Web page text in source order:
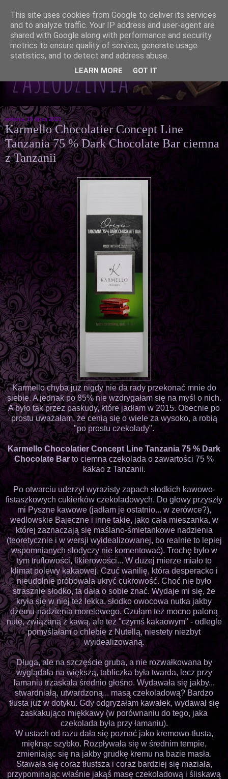
sobota, 15 lipca 2023
Karmello Chocolatier Concept Line
Tanzania 75 % Dark Chocolate Bar ciemna
z Tanzanii
Karmello chyba już nigdy nie da rady przekonać mnie do
siebie. A jednak po 85% nie wzdrygałam się na myśl o nich.
A było tak przez paskudy, które jadłam w 2015. Obecnie po
prostu uważałam, że cenią się o wiele za wysoko, a robią
"po prostu czekolady".
Karmello Chocolatier Concept Line Tanzania 75 % Dark
Chocolate Bar to ciemna czekolada o zawartości 75 %
kakao z Tanzanii.
Po otwarciu uderzył wyrazisty zapach słodkich kawowo-
fistaszkowych cukierków czekoladowych. Do głowy przyszły
mi Pyszne kawowe (jadłam je ostatnio... w zerówce?),
wedlowskie Bajeczne i inne takie, jako cała mieszanka, w
której zaznaczają się maślano-śmietankowe nadzienia
(teoretycznie i w wersji wyidealizowanej, bo realnie to lepiej
wspomnianych słodyczy nie komentować). Trochę było w
tym truflowości, likierowości... W dużej mierze miało to
klimat polewy kakaowej. Czuć wanilię, która desperacko i
nieudolnie próbowała ukryć cukrowość. Choć nie było
strasznie słodko, ta dała o sobie znać. Wydaje mi się, że
kryła się w niej też lekka, słodko owocowa nutka jakby
dżemu-nadzienia morelowego. Czułam też mocno paloną
nutę, związaną z kawą, ale też "czymś kakaowym" - odlegle
pomyślałam o chlebie z Nutellą, niestety niezbyt
wyidealizowaną.
Długa, ale na szczęście gruba, a nie rozwałkowana by
wyglądała na większą, tabliczka była twarda, lecz przy
łamaniu trzaskała średnio głośno. Wydawała się jakby...
stwardniałą, utwardzoną... masą czekoladową? Bardzo
tłusta już w dotyku. Gdy odgryzałam kawałek, wydawał się
zaskakująco miękkawy (w porównaniu do tego, jaka
czekolada była przy łamaniu).
W ustach od razu dała się poznać jako kremowo-tłusta,
mięknąc szybko. Rozpływała się w średnim tempie,
zmieniając się na jakby grudkę kremu na bazie masła.
Stawała się coraz tłustsza i coraz bardziej się maziała,
przypominając właśnie jakąś masę czekoladową i śliskawą
This site uses cookies from Google to deliver its services
and to analyze traffic. Your IP address and user-agent are
shared with Google along with performance and security
metrics to ensure quality of service, generate usage
statistics, and to detect and address abuse.
LEARN MORE GOT IT